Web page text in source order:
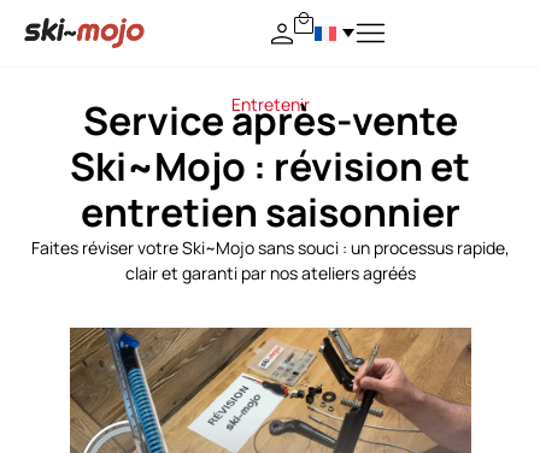
Entretenir
Service après-vente
Ski~Mojo : révision et
entretien saisonnier
Faites réviser votre Ski~Mojo sans souci : un processus rapide,
clair et garanti par nos ateliers agréés